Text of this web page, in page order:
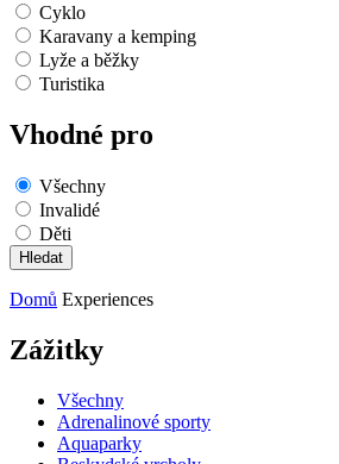
Cyklo
Karavany a kemping
Lyže a běžky
Turistika
Vhodné pro
Všechny
Invalidé
Děti
Domů Experiences
Zážitky
Všechny
Adrenalinové sporty
Aquaparky